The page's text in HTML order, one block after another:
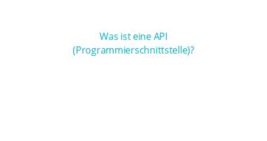
Was ist eine API
(Programmierschnittstelle)?